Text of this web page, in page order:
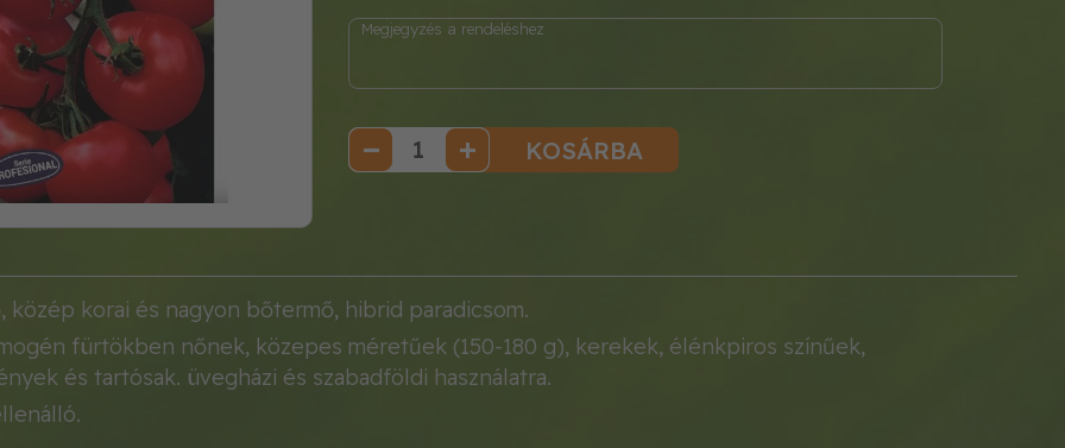
KOSÁRBA
közép korai és nagyon bőtermő, hibrid paradicsom.
fürtökben nőnek, közepes méretűek (150-180 g), kerekek, élénkpiros színűek,
és tartósak. üvegházi és szabadföldi használatra.